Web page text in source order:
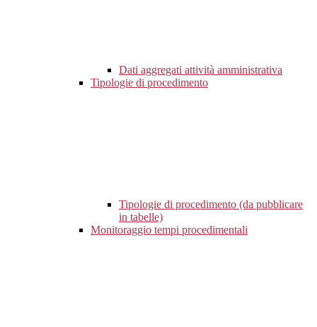
Dati aggregati attività amministrativa
Tipologie di procedimento
Tipologie di procedimento (da pubblicare
in tabelle)
Monitoraggio tempi procedimentali